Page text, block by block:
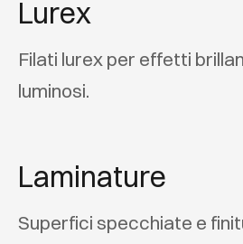
Lurex
Filati lurex per effetti
luminosi.
Laminature
Superfici specchiate e